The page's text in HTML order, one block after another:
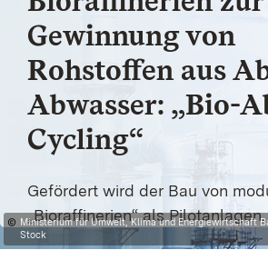
Gewinnung von
Rohstoffen aus
Abwasser: „Bio-
Cycling“
Gefördert wird der Bau von
„Bioraffinerien“ als Pilotanlagen.
Ministerium für Umwelt, Klima und Energiewirtschaft
Stock